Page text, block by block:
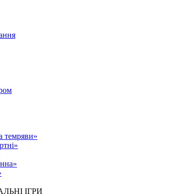
темряви»
ІГРИ